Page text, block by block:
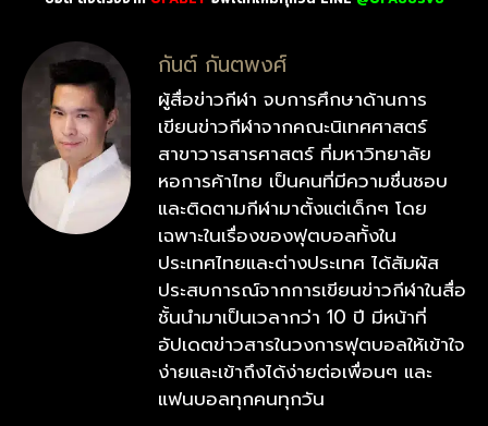
กันต์ กันตพงศ์
ผู้สื่อข่าวกีฬา จบการศึกษาด้านการ
เขียนข่าวกีฬาจากคณะนิเทศศาสตร์
สาขาวารสารศาสตร์ ที่มหาวิทยาลัย
หอการค้าไทย เป็นคนที่มีความชื่นชอบ
และติดตามกีฬามาตั้งแต่เด็กๆ โดย
เฉพาะในเรื่องของฟุตบอลทั้งใน
ประเทศไทยและต่างประเทศ ได้สัมผัส
ประสบการณ์จากการเขียนข่าวกีฬาในสื่อ
ชั้นนำมาเป็นเวลากว่า 10 ปี มีหน้าที่
อัปเดตข่าวสารในวงการฟุตบอลให้เข้าใจ
ง่ายและเข้าถึงได้ง่ายต่อเพื่อนๆ และ
แฟนบอลทุกคนทุกวัน